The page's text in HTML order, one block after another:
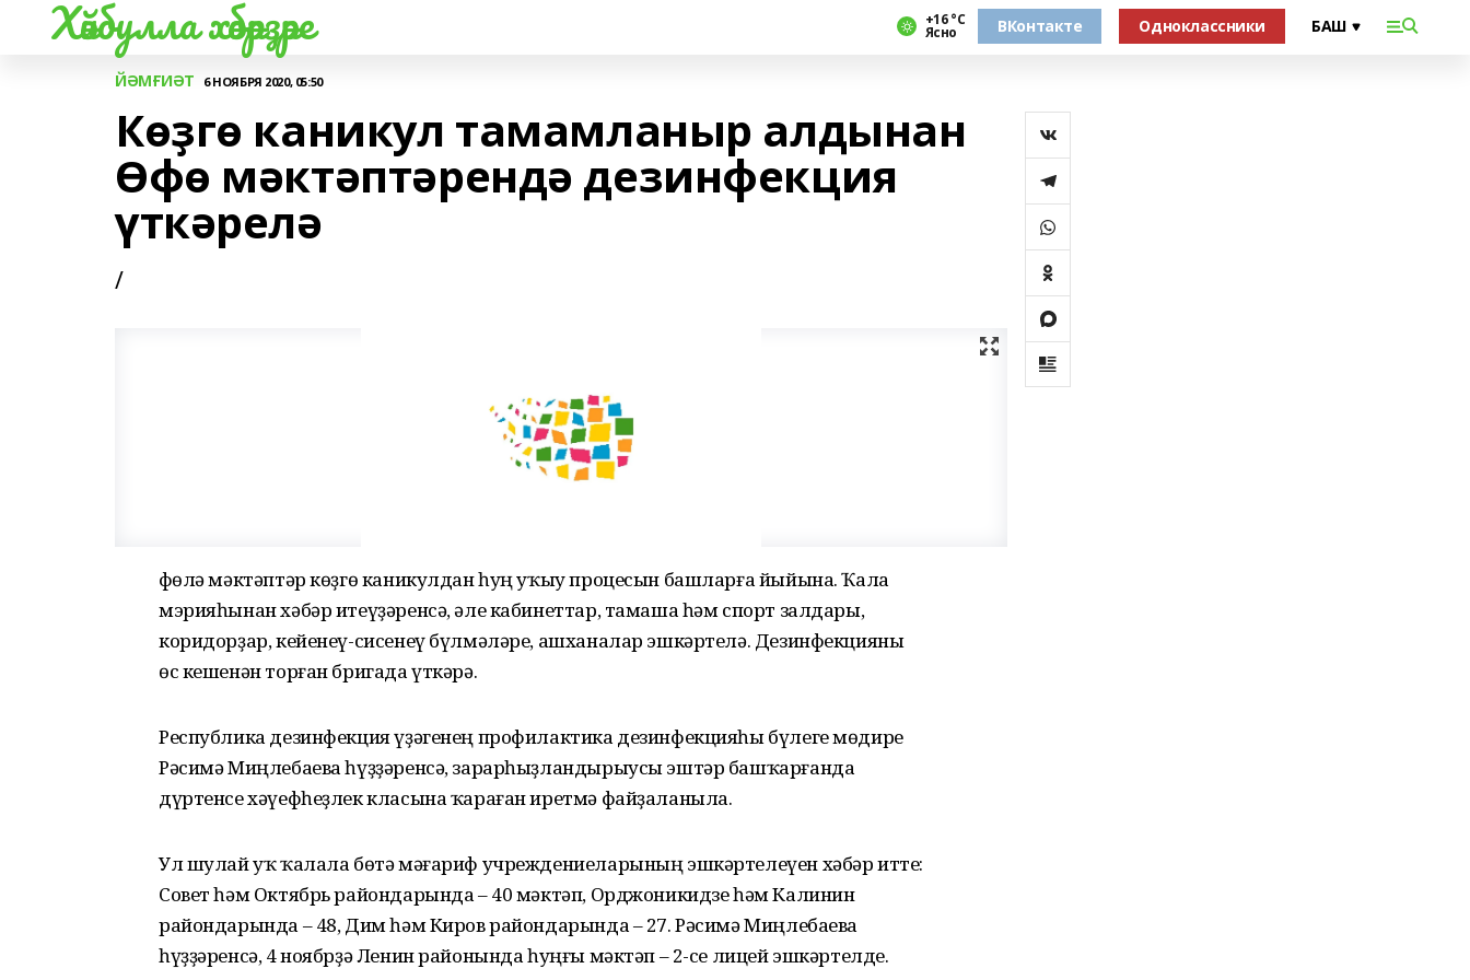
Хәйбулла хәбәрҙәре +16 °С
Ясно ВКонтакте Одноклассники
ЙӘМҒИӘТ 6 НОЯБРЯ 2020, 05:50
Көҙгө каникул тамамланыр алдынан
Өфө мәктәптәрендә дезинфекция
үткәрелә
/
Өфөлә мәктәптәр көҙгө каникулдан һуң уҡыу процесын башларға йыйына. Ҡала
мэрияһынан хәбәр итеүҙәренсә, әле кабинеттар, тамаша һәм спорт залдары,
коридорҙар, кейенеү-сисенеү бүлмәләре, ашханалар эшкәртелә. Дезинфекцияны
өс кешенән торған бригада үткәрә.
Республика дезинфекция үҙәгенең профилактика дезинфекцияһы бүлеге мөдире
Рәсимә Миңлебаева һүҙҙәренсә, зарарһыҙландырыусы эштәр башҡарғанда
дүртенсе хәүефһеҙлек класына ҡараған иретмә файҙаланыла.
Ул шулай уҡ ҡалала бөтә мәғариф учреждениеларының эшкәртелеүен хәбәр итте:
Совет һәм Октябрь райондарында – 40 мәктәп, Орджоникидзе һәм Калинин
райондарында – 48, Дим һәм Киров райондарында – 27. Рәсимә Миңлебаева
һүҙҙәренсә, 4 ноябрҙә Ленин районында һуңғы мәктәп – 2-се лицей эшкәртелде.